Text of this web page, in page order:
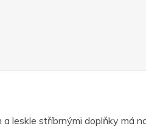
leskle stříbrnými doplňky má